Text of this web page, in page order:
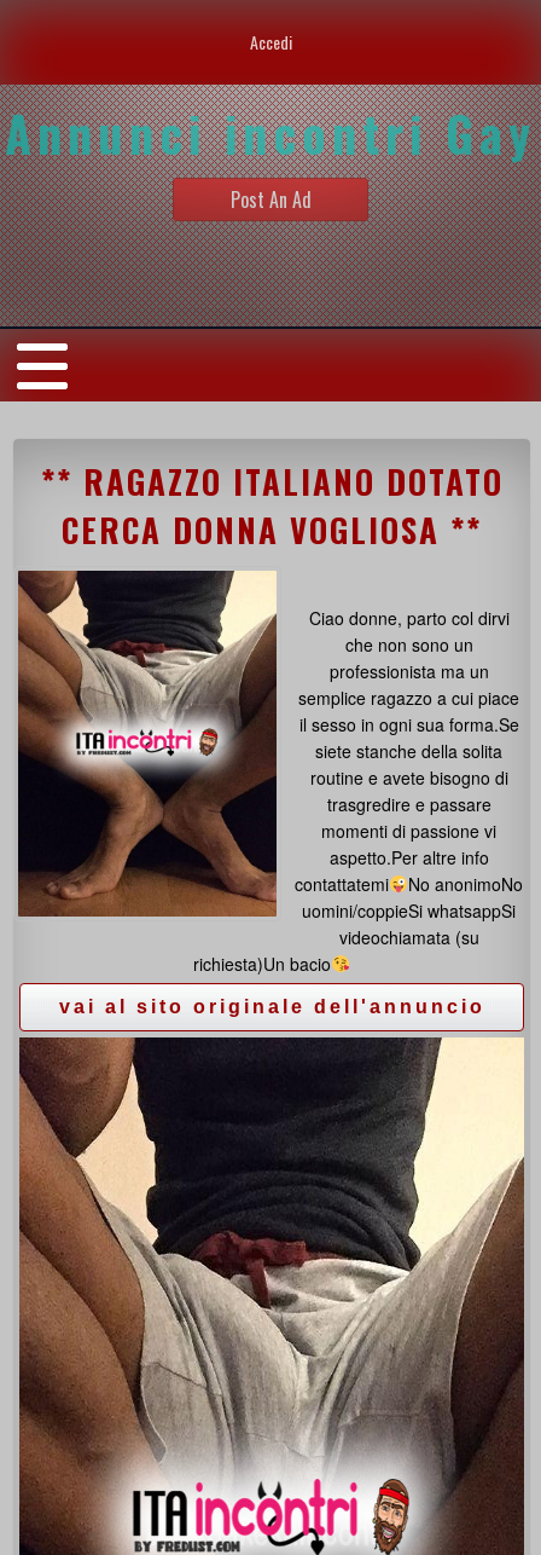
Accedi
Annunci incontri Gay
Post An Ad
** RAGAZZO ITALIANO DOTATO
CERCA DONNA VOGLIOSA **
Ciao donne, parto col dirvi
che non sono un
professionista ma un
semplice ragazzo a cui piace
il sesso in ogni sua forma.Se
siete stanche della solita
routine e avete bisogno di
trasgredire e passare
momenti di passione vi
aspetto.Per altre info
contattatemi
No anonimoNo
uomini/coppieSi whatsappSi
videochiamata (su
richiesta)Un bacio